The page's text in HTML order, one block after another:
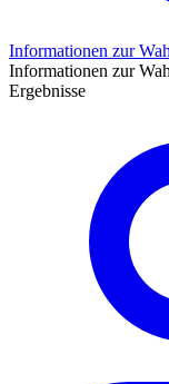
Informationen zur
Informationen zur
Ergebnisse